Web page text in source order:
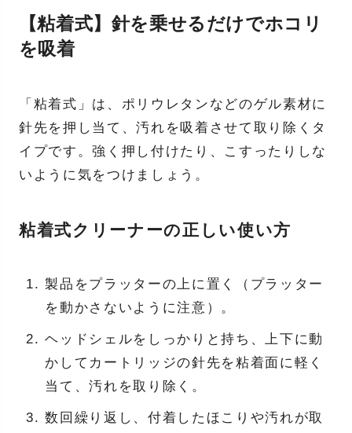
【粘着式】針を乗せるだけでホコリ
を吸着
「粘着式」は、ポリウレタンなどのゲル素材に
針先を押し当て、汚れを吸着させて取り除くタ
イプです。強く押し付けたり、こすったりしな
いように気をつけましょう。
粘着式クリーナーの正しい使い方
製品をプラッターの上に置く（プラッター
を動かさないように注意）。
ヘッドシェルをしっかりと持ち、上下に動
かしてカートリッジの針先を粘着面に軽く
当て、汚れを取り除く。
数回繰り返し、付着したほこりや汚れが取